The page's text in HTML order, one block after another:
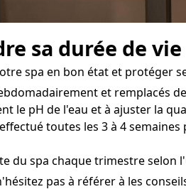
sa durée de vie
spa en bon état et protéger
et remplacés
le pH de l'eau et à ajuster la
toutes les 3 à 4
du spa chaque trimestre selon
pas à référer à les